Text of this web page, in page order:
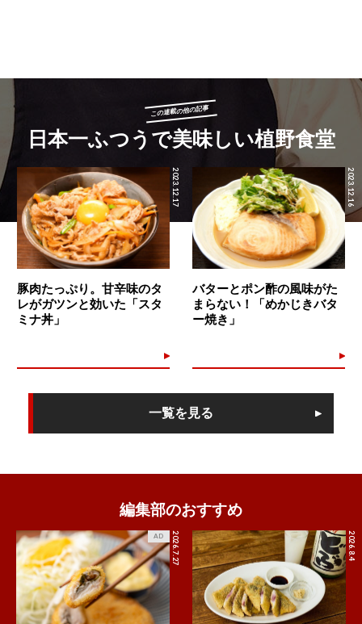
この連載の他の記事
日本一ふつうで美味しい植野食堂
2023.12.17
豚肉たっぷり。甘辛味のタ
レがガツンと効いた「スタ
ミナ丼」
2023.12.16
バターとポン酢の風味がた
まらない！「めかじきバタ
ー焼き」
一覧を見る
編集部のおすすめ
2026.7.27
AD 2026.8.4